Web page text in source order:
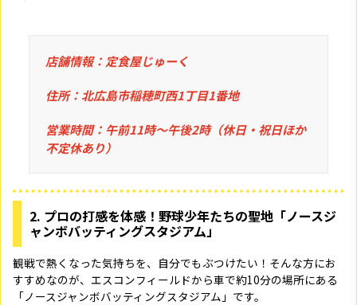
店舗情報：定食屋じゅーく
住所：北広島市稲穂町西1丁目1番地
営業時間：午前11時〜午後2時（休日・祝日ほか
不定休あり）
2. プロの打感を体感！野球少年たちの聖地「ノースジ
ャンボバッティングスタジアム」
観戦で熱くなった気持ちを、自分でもぶつけたい！そんな方にお
すすめなのが、エスコンフィールドから車で約10分の場所にある
「ノースジャンボバッティングスタジアム」です。